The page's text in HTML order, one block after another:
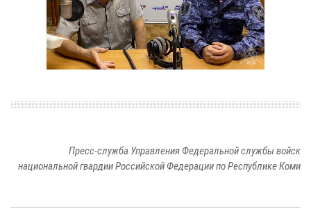
Пресс-служба Управления Федеральной службы войск
национальной гвардии Российской Федерации по Республике Коми